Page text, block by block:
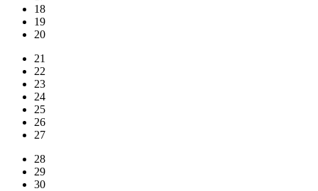
18
19
20
21
22
23
24
25
26
27
28
29
30